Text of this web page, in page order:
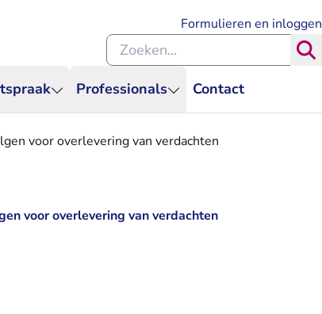
Professionals Contact
Formulieren en inloggen
Zoeken binnen de Rechtspraak
voor overlevering van verdachten
voor overlevering van verdachten